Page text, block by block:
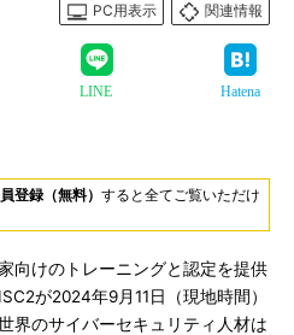
PC用表示
関連情報
LINE Hatena
登録（無料） すると全てご覧いただけ
向けのトレーニングと認定を提供
が2024年9月11日（現地時間）
界のサイバーセキュリティ人材は